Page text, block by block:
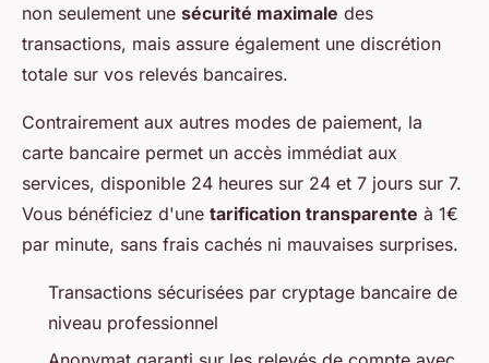
non seulement une sécurité maximale des
transactions, mais assure également une discrétion
totale sur vos relevés bancaires.
Contrairement aux autres modes de paiement, la
carte bancaire permet un accès immédiat aux
services, disponible 24 heures sur 24 et 7 jours sur 7.
Vous bénéficiez d'une tarification transparente à 1€
par minute, sans frais cachés ni mauvaises surprises.
Transactions sécurisées par cryptage bancaire de
niveau professionnel